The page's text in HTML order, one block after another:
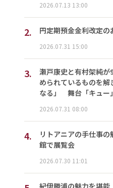
2026.07.13 13:00
2. 円定期預金金利改定の
2026.07.31 15:00
3.
瀬戸康史と有村架純
められているものを解
なる」 舞台「キュー
2026.07.31 08:00
4.
リトアニアの手仕事
館で展覧会
2026.07.30 11:01